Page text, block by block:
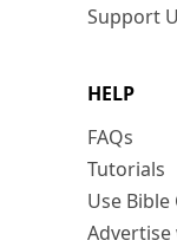
Support
HELP
FAQs
Tutorials
Use
Advertise